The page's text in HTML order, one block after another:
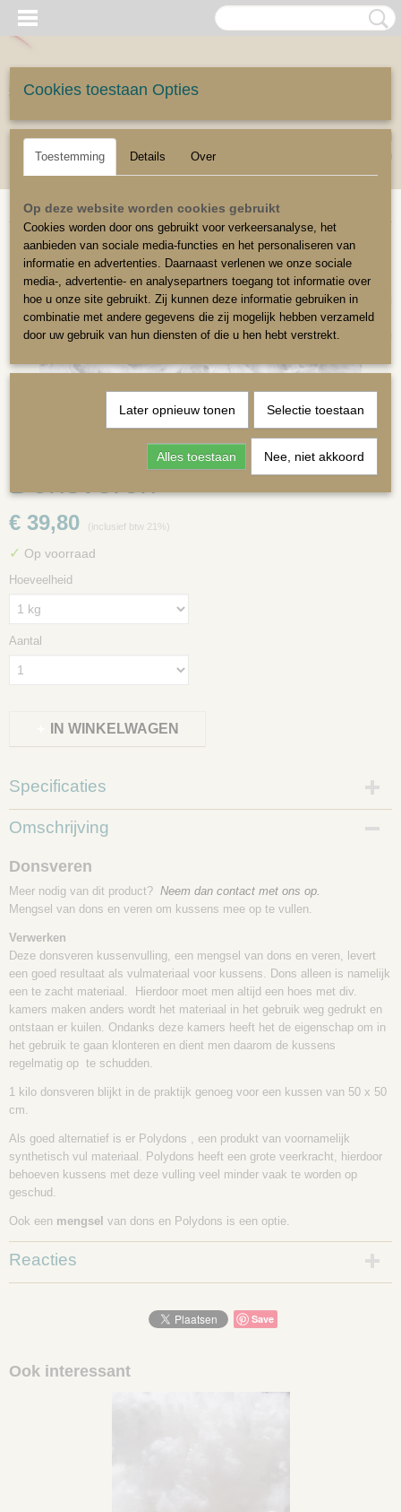
Inloggen Registreren
(0)
Home>Stoffeerbenodigdheden> Vulmateriaal en kussenvulling
Vanaf 1 kg
€ 39,80 (inclusief btw 21%)
✓ Op voorraad
Hoeveelheid
Aantal
IN WINKELWAGEN
Specificaties
Productcode
4801-01
Omschrijving
Donsveren
Meer nodig van dit product? Neem dan contact met ons op.
Mengsel van dons en veren om kussens mee op te vullen.
Verwerken
Deze donsveren kussenvulling, een mengsel van dons en veren, levert
een goed resultaat als vulmateriaal voor kussens. Dons alleen is namelijk
een te zacht materiaal. Hierdoor moet men altijd een hoes met div.
kamers maken anders wordt het materiaal in het gebruik weg gedrukt en
ontstaan er kuilen. Ondanks deze kamers heeft het de eigenschap om in
het gebruik te gaan klonteren en dient men daarom de kussens
regelmatig op te schudden.
1 kilo donsveren blijkt in de praktijk genoeg voor een kussen van 50 x 50
cm.
Als goed alternatief is er Polydons , een produkt van voornamelijk
synthetisch vul materiaal. Polydons heeft een grote veerkracht, hierdoor
behoeven kussens met deze vulling veel minder vaak te worden op
geschud.
Ook een mengsel van dons en Polydons is een optie.
Reacties
Save
Ook interessant
| KUSSENS OP MAAT
Cookies toestaan Opties
Toestemming Details Over
Op deze website worden cookies gebruikt
Cookies worden door ons gebruikt voor verkeersanalyse, het
aanbieden van sociale media-functies en het personaliseren van
informatie en advertenties. Daarnaast verlenen we onze sociale
media-, advertentie- en analysepartners toegang tot informatie over
hoe u onze site gebruikt. Zij kunnen deze informatie gebruiken in
combinatie met andere gegevens die zij mogelijk hebben verzameld
door uw gebruik van hun diensten of die u hen hebt verstrekt.
Later opnieuw tonen Selectie toestaan
Alles toestaan Nee, niet akkoord